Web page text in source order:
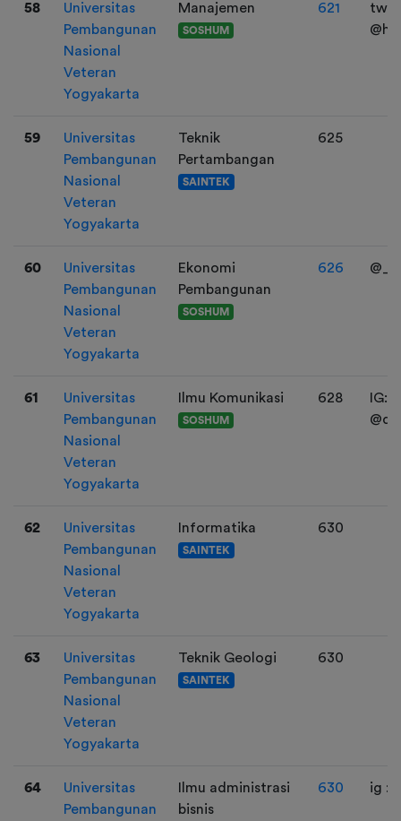
58
Universitas
Pembangunan
Nasional
Veteran
Yogyakarta
Manajemen
SOSHUM
621
59
Universitas
Pembangunan
Nasional
Veteran
Yogyakarta
Teknik
Pertambangan
SAINTEK
625
60
Universitas
Pembangunan
Nasional
Veteran
Yogyakarta
Ekonomi
Pembangunan
SOSHUM
626
61
Universitas
Pembangunan
Nasional
Veteran
Yogyakarta
Ilmu Komunikasi
SOSHUM
628
IG:
62
Universitas
Pembangunan
Nasional
Veteran
Yogyakarta
Informatika
SAINTEK
630
63
Universitas
Pembangunan
Nasional
Veteran
Yogyakarta
Teknik Geologi
SAINTEK
630
64
Universitas
Pembangunan
Ilmu administrasi
bisnis
630 ig :